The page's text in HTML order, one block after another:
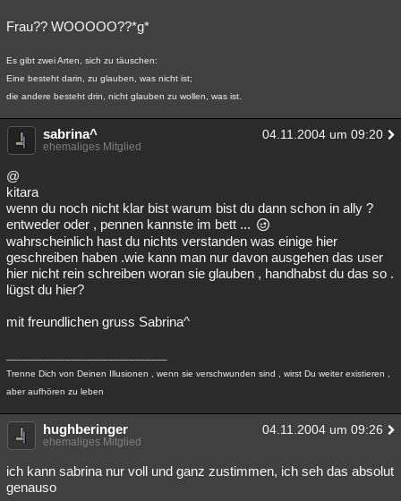
Frau?? WOOOOO??*g*
Es gibt zwei Arten, sich zu täuschen:
Eine besteht darin, zu glauben, was nicht ist;
die andere besteht drin, nicht glauben zu wollen, was ist.
sabrina^ 04.11.2004 um 09:20
ehemaliges Mitglied
@
kitara
wenn du noch nicht klar bist warum bist du dann schon in ally ?
entweder oder , pennen kannste im bett ...
wahrscheinlich hast du nichts verstanden was einige hier
geschreiben haben .wie kann man nur davon ausgehen das user
hier nicht rein schreiben woran sie glauben , handhabst du das so .
lügst du hier?
mit freundlichen gruss Sabrina^
Trenne Dich von Deinen Illusionen , wenn sie verschwunden sind , wirst Du weiter existieren ,
aber aufhören zu leben
hughberinger 04.11.2004 um 09:26
ehemaliges Mitglied
ich kann sabrina nur voll und ganz zustimmen, ich seh das absolut
genauso